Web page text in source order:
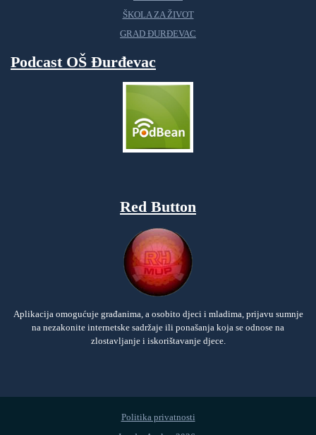
ŠKOLA ZA ŽIVOT
GRAD ĐURĐEVAC
Podcast OŠ Đurđevac
Red Button
Aplikacija omogućuje građanima, a osobito djeci i mladima, prijavu sumnje
na nezakonite internetske sadržaje ili ponašanja koja se odnose na
zlostavljanje i iskorištavanje djece.
Politika privatnosti